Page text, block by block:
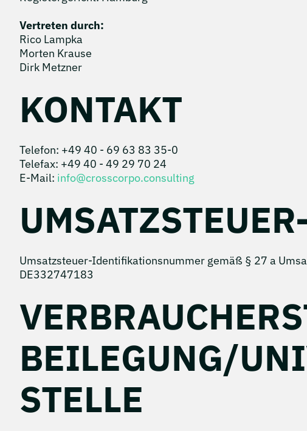
Vertreten durch:
Rico Lampka
Morten Krause
Dirk Metzner
KONTAKT
Telefon: +49 40 - 69 63 83 35-0
Telefax: +49 40 - 49 29 70 24
E-Mail: info@crosscorpo.consulting
Umsatzsteuer-Identifikationsnummer gemäß § 27 a
DE332747183
BEILEGUNG/
STELLE